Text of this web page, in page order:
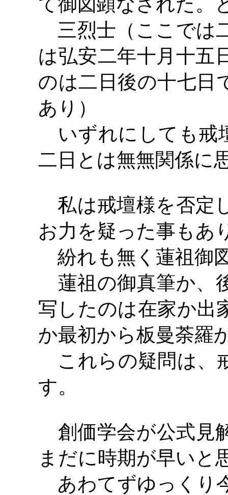
三烈士（ここでは
は弘安二年十月十五
のは二日後の十七日
あり）
いずれにしても戒
二日とは無無関係に
私は戒壇様を否定
お力を疑った事もあ
紛れも無く蓮祖御
蓮祖の御真筆か、
写したのは在家か出
か最初から板曼荼羅
これらの疑問は、
す。
創価学会が公式見
まだに時期が早いと
あわてずゆっくり